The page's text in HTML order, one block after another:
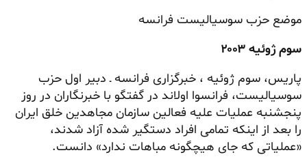
موضع حزب سوسیالیست فرانسه
سوم ژوئیه ۲۰۰۳
پاریس، سوم ژوئیه ، خبرگزاری فرانسه ـ دبیر اول حزب
سوسیالیست، فرانسوا اولاند در گفتگو با خبرنگاران در روز
پنجشنبه عملیات علیه فعالین سازمان مجاهدین خلق ایران
را بعد از اینکه تمامی افراد دستگیر شده آزاد شدند،
«عملیاتی که جای هیچگونه مباهات ندارد» دانست.